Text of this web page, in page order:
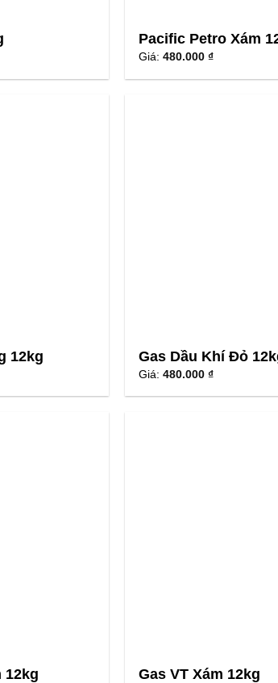
Pacific Petro Xám
Giá:480.000 ₫
12kg Gas Dầu Khí Đỏ
Giá:480.000 ₫
12kg Gas VT Xám 12kg